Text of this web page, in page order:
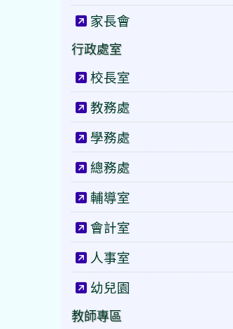
家長會
行政處室
校長室
教務處
學務處
總務處
輔導室
會計室
人事室
幼兒園
教師專區